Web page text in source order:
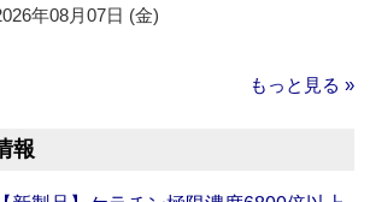
年08月07日 (金)
もっと見る »
報